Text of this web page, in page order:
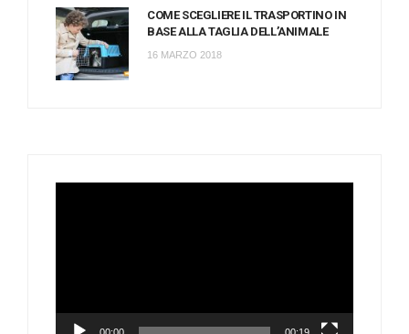
COME SCEGLIERE IL TRASPORTINO IN
BASE ALLA TAGLIA DELL’ANIMALE
16 MARZO 2018